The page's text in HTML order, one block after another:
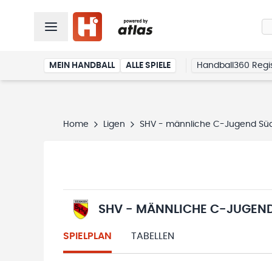
MEIN HANDBALL ALLE SPIELE Handball360
Home Ligen SHV - männliche C-Jugend
SHV - MÄNNLICHE C-
SPIELPLAN TABELLEN